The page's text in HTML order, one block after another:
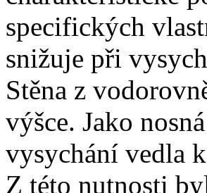
specifických
snižuje při
Stěna z
výšce. Jako
vysychání vedla
Z této nutnosti